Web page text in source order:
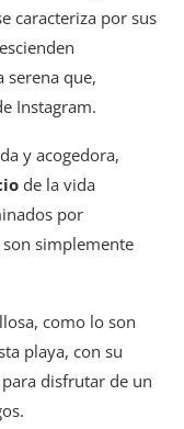
caracteriza por sus
serena que,
Instagram.
y acogedora,
de la vida
por
simplemente
como lo son
playa, con su
disfrutar de un